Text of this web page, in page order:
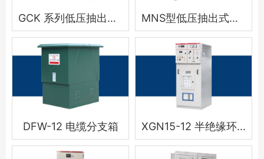
GCK 系列低压抽出式开关柜 MNS型低压抽出式开关柜
DFW-12 电缆分支箱 XGN15-12 半绝缘环网柜